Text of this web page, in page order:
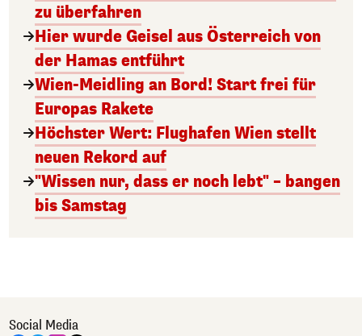
zu überfahren
Hier wurde Geisel aus Österreich von
der Hamas entführt
Wien-Meidling an Bord! Start frei für
Europas Rakete
Höchster Wert: Flughafen Wien stellt
neuen Rekord auf
"Wissen nur, dass er noch lebt" – bangen
bis Samstag
Social Media